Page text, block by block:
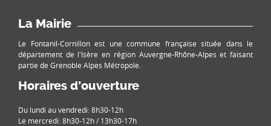
La Mairie
Le Fontanil-Cornillon est une commune française située dans le
département de l'Isère en région Auvergne-Rhône-Alpes et faisant
partie de Grenoble Alpes Métropole.
Horaires d’ouverture
Du lundi au vendredi: 8h30-12h
Le mercredi: 8h30-12h / 13h30-17h